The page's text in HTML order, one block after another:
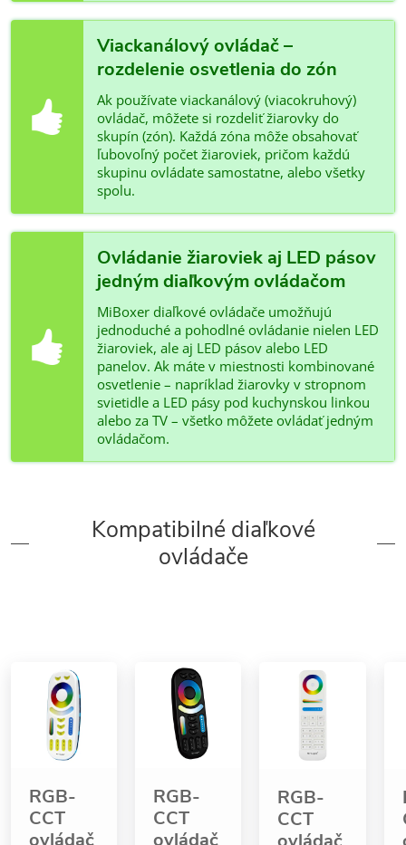
Viackanálový ovládač –
rozdelenie osvetlenia do zón
Ak používate viackanálový (viacokruhový)
ovládač, môžete si rozdeliť žiarovky do
skupín (zón). Každá zóna môže obsahovať
ľubovoľný počet žiaroviek, pričom každú
skupinu ovládate samostatne, alebo všetky
spolu.
Ovládanie žiaroviek aj LED pásov
jedným diaľkovým ovládačom
MiBoxer diaľkové ovládače umožňujú
jednoduché a pohodlné ovládanie nielen LED
žiaroviek, ale aj LED pásov alebo LED
panelov. Ak máte v miestnosti kombinované
osvetlenie – napríklad žiarovky v stropnom
svietidle a LED pásy pod kuchynskou linkou
alebo za TV – všetko môžete ovládať jedným
ovládačom.
Kompatibilné diaľkové
ovládače
RGB-
CCT
ovládač
RGB-
CCT
ovládač
RGB-
CCT